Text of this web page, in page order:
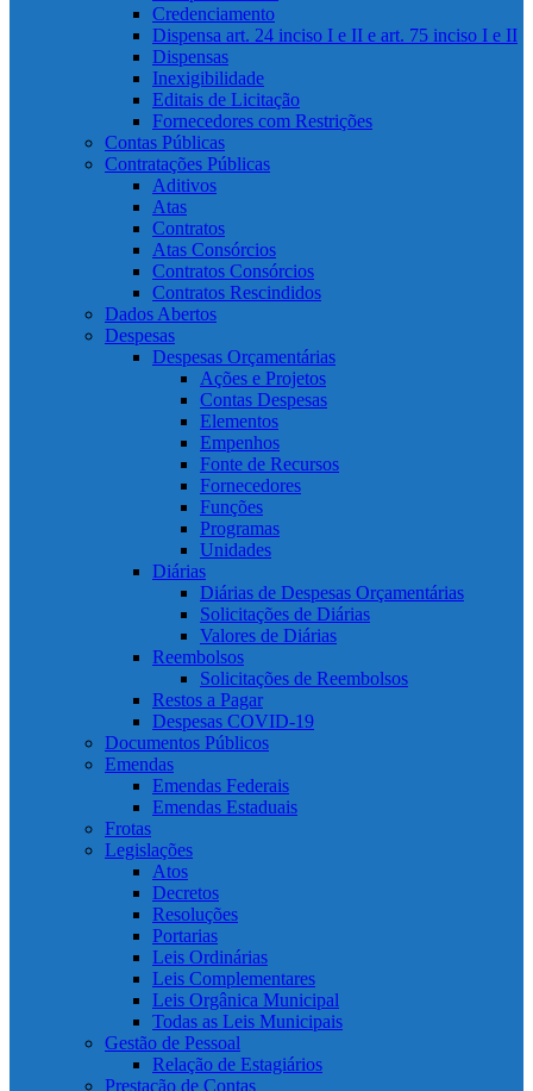
Credenciamento
Dispensa art. 24 inciso I e II e art. 75 inciso I e II
Dispensas
Inexigibilidade
Editais de Licitação
Fornecedores com Restrições
Contas Públicas
Contratações Públicas
Aditivos
Atas
Contratos
Atas Consórcios
Contratos Consórcios
Contratos Rescindidos
Dados Abertos
Despesas
Despesas Orçamentárias
Ações e Projetos
Contas Despesas
Elementos
Empenhos
Fonte de Recursos
Fornecedores
Funções
Programas
Unidades
Diárias
Diárias de Despesas Orçamentárias
Solicitações de Diárias
Valores de Diárias
Reembolsos
Solicitações de Reembolsos
Restos a Pagar
Despesas COVID-19
Documentos Públicos
Emendas
Emendas Federais
Emendas Estaduais
Frotas
Legislações
Atos
Decretos
Resoluções
Portarias
Leis Ordinárias
Leis Complementares
Leis Orgânica Municipal
Todas as Leis Municipais
Gestão de Pessoal
Relação de Estagiários
Prestação de Contas